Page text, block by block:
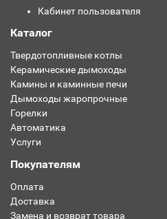
Кабинет пользователя
Каталог
Твердотопливные котлы
Керамические дымоходы
Камины и каминные печи
Дымоходы жаропрочные
Горелки
Автоматика
Услуги
Покупателям
Оплата
Доставка
Замена и возврат товара